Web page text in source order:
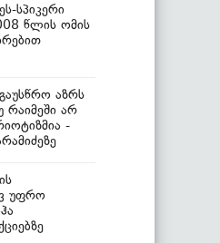
სპიკერი
წლის ომის
აზრს
რაიმეში არ
-
უფრო